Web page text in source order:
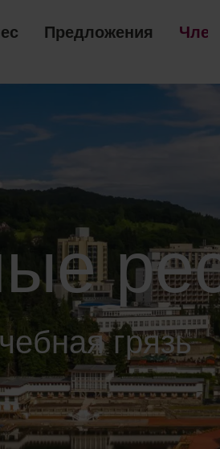
Предложения
грязь